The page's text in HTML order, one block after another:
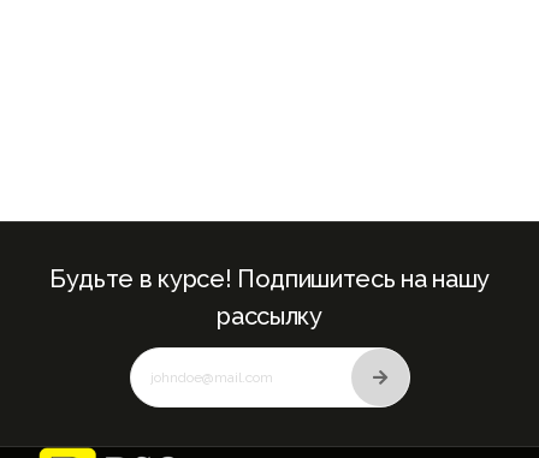
Будьте в курсе! Подпишитесь на нашу
рассылку